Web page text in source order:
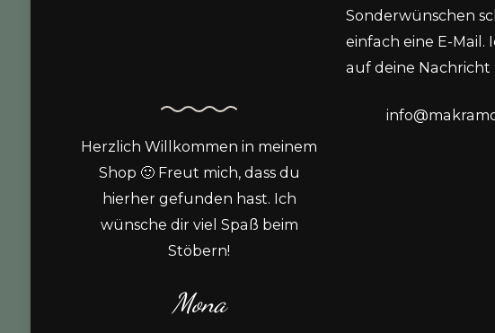
Herzlich Willkommen in meinem
Shop 🙂 Freut mich, dass du
hierher gefunden hast. Ich
wünsche dir viel Spaß beim
Stöbern!
Mona
Sonderwünschen
einfach eine E-Mail.
auf deine Nachricht